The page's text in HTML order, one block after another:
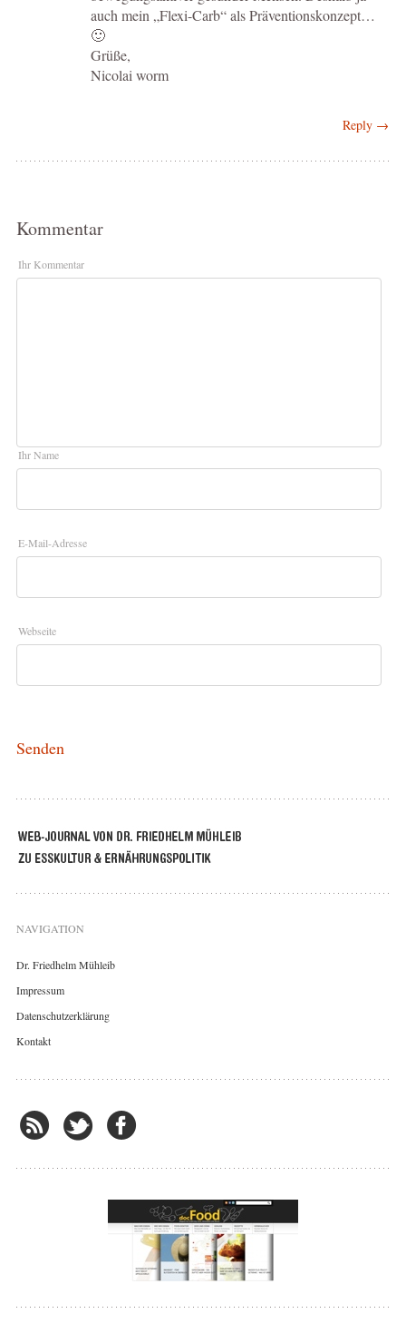
auch mein „Flexi-Carb“ als Präventionskonzept…
🙂
Grüße,
Nicolai worm
Reply →
Kommentar
Ihr Kommentar
Ihr Name
E-Mail-Adresse
Webseite
NAVIGATION
Dr. Friedhelm Mühleib
Impressum
Datenschutzerklärung
Kontakt